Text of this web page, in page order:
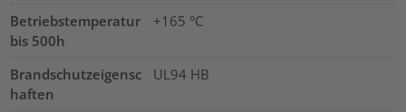
Betriebstemperatur
bis 500h
+165 °C
Brandschutzeigensc
haften
UL94 HB